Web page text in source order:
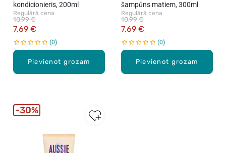
Pievienot grozam
kondicionieris, 200ml
Regulārā cena
7,69 €
10,99 €
0
Pievienot grozam
šampūns matiem, 300ml
Regulārā cena
7,69 €
10,99 €
0
30%